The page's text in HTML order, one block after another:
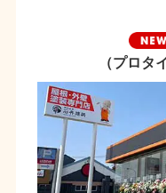
（プロタ